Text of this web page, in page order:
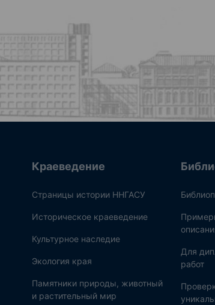
Краеведение
Страницы истории ННГАСУ
Историческое краеведение
Культурное наследие
Экология края
Памятники природы, животный
и растительный мир
Для
работ